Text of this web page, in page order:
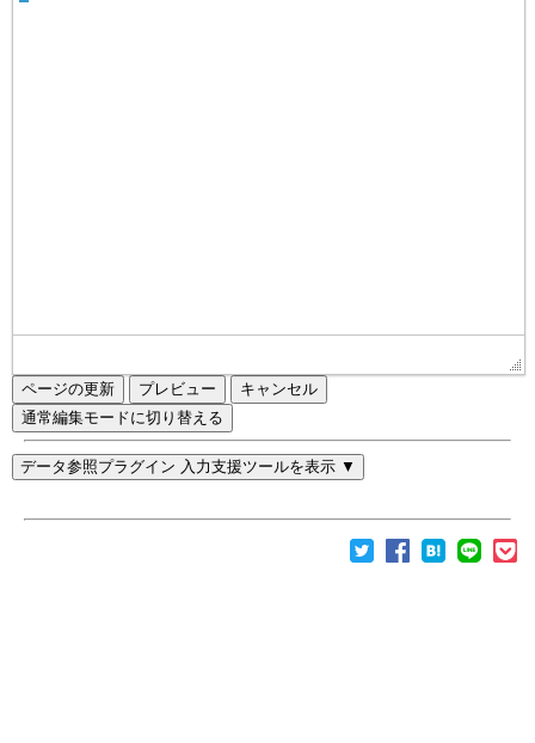
ページの更新
通常編集モードに切り替える
データ参照プラグイン 入力支援ツールを表示 ▼